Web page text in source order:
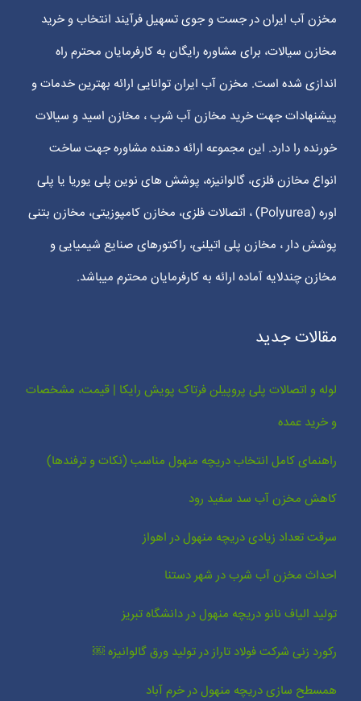
مخزن آب ایران در جست و جوی تسهیل فرآیند انتخاب و خرید
مخازن سیالات، برای مشاوره رایگان به کارفرمایان محترم راه
اندازی شده است. مخزن آب ایران توانایی ارائه بهترین خدمات و
پیشنهادات جهت خرید مخازن آب شرب ، مخازن اسید و سیالات
خورنده را دارد. این مجموعه ارائه دهنده مشاوره جهت ساخت
انواع مخازن فلزی، گالوانیزه، پوشش های نوین پلی یوریا یا پلی
اوره (Polyurea) ، اتصالات فلزی، مخازن کامپوزیتی، مخازن بتنی
پوشش دار ، مخازن پلی اتیلنی، راکتورهای صنایع شیمیایی و
مخازن چندلایه آماده ارائه به کارفرمایان محترم میباشد.
مقالات جدید
لوله و اتصالات پلی پروپیلن فرتاک پویش رایکا | قیمت، مشخصات
و خرید عمده
راهنمای کامل انتخاب دریچه منهول مناسب (نکات و ترفندها)
کاهش مخزن آب سد سفید رود
سرقت تعداد زیادی دریچه منهول در اهواز
احداث مخزن آب شرب در شهر دستنا
تولید الیاف نانو دریچه منهول در دانشگاه تبریز
رکورد زنی شرکت فولاد تاراز در تولید ورق گالوانیزه ￼
همسطح سازی دریچه منهول در خرم آباد